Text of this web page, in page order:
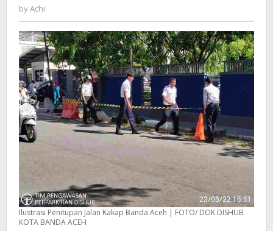
Mulai
Tanggal
ini,
Warga
Diminta
Cari
Jalur
Alternatif
byAchi
Ilustrasi Penitupan Jalan Kakap Banda Aceh | FOTO/ DOK DISHUB
KOTA BANDA ACEH